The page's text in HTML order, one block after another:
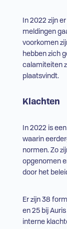
In 2022 zijn
meldingen
voorkomen
hebben zich
calamiteiten
plaatsvindt.
Klachten
In 2022 is
waarin
normen. Zo
opgenomen
door het
Er zijn 38
en 25 bij
interne